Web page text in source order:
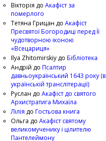
Вікторія до Акафіст за
померлого
Тетяна Грицан до Акафіст
Пресвятої Богородиці перед Її
чудотворною іконою
«Всецариця»
Ilya Zhitomirskiy до Бібліотека
Андрій до Псалтир
давньоукраїнський 1643 року (в
українській транслітерації)
Руслан до Акафіст до святого
Архистратига Михаїла
Лілія до Гостьова книга
Ольга до Акафіст святому
великомученику і цілителю
Пантелеймону